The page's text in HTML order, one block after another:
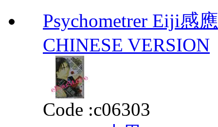
Psychometrer Eiji感
CHINESE VERSION
Code :c06303